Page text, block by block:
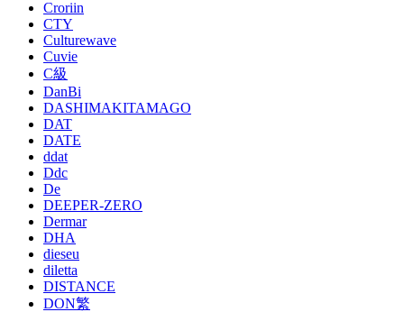
Croriin
CTY
Culturewave
Cuvie
C級
DanBi
DASHIMAKITAMAGO
DAT
DATE
ddat
Ddc
De
DEEPER-ZERO
Dermar
DHA
dieseu
diletta
DISTANCE
DON繁